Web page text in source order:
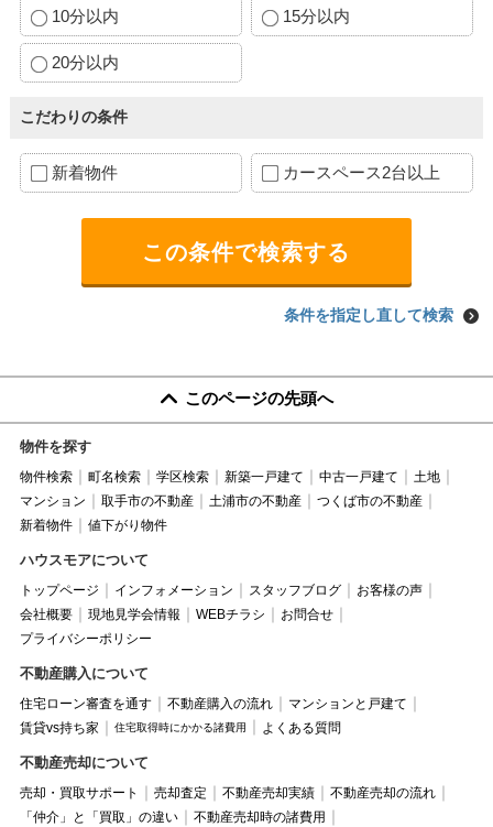
10分以内 15分以内
20分以内
こだわりの条件
新着物件 カースペース2台以上
条件を指定し直して検索
このページの先頭へ
物件を探す
物件検索 町名検索 学区検索 新築一戸建て 中古一戸建て
土地
マンション
取手市の不動産 土浦市の不動産
つくば市の不動産
新着物件
値下がり物件
ハウスモアについて
トップページ インフォメーション スタッフブログ
お客様の声
会社概要
現地見学会情報 WEBチラシ
お問合せ
プライバシーポリシー
不動産購入について
住宅ローン審査を通す 不動産購入の流れ
マンションと戸建て
賃貸vs持ち家
住宅取得時にかかる諸費用 よくある質問
不動産売却について
売却・買取サポート 売却査定 不動産売却実績
不動産売却の流れ
「仲介」と「買取」の違い
不動産売却時の諸費用